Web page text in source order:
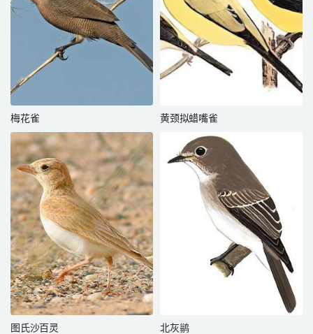
梅花雀 黄颈拟蜡嘴雀
图氏沙百灵 北灰鹟